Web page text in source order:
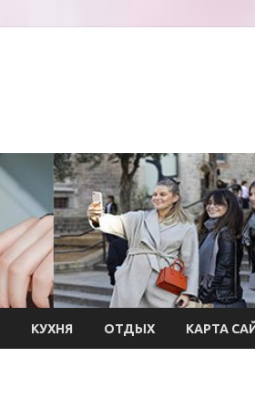
КУХНЯ ОТДЫХ КАРТА